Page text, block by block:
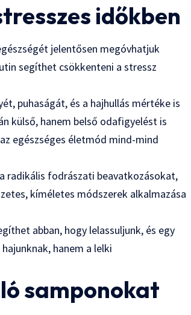
időkben
jelentősen megóvhatjuk
segíthet csökkenteni a stressz
puhaságát, és a hajhullás mértéke is
külső, hanem belső odafigyelést is
egészséges életmód mind-mind
radikális fodrászati beavatkozásokat,
kíméletes módszerek alkalmazása
abban, hogy lelassuljunk, és egy
hanem a lelki
samponokat